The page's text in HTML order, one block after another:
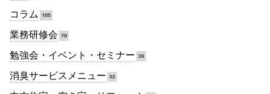
コラム 105
業務研修会 70
勉強会・イベント・セミナー 39
消臭サービスメニュー 32